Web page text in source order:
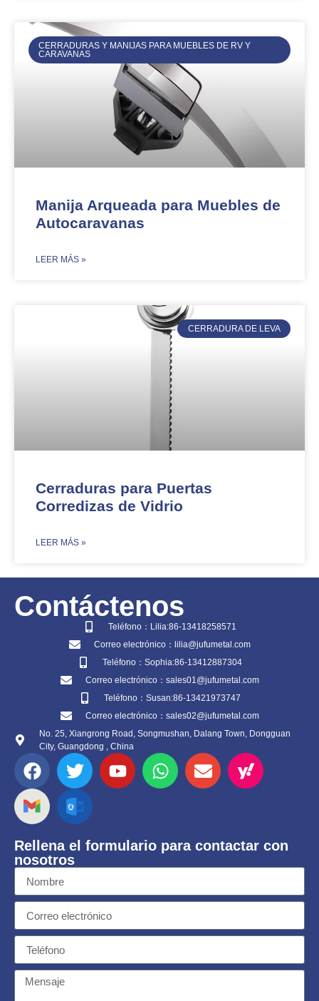
CERRADURAS Y MANIJAS PARA MUEBLES DE RV Y
CARAVANAS
Manija Arqueada para Muebles de
Autocaravanas
​LEER MÁS »
CERRADURA DE LEVA
Cerraduras para Puertas
Corredizas de Vidrio
​LEER MÁS »
Contáctenos
Teléfono：Lilia:86-13418258571
Correo electrónico：lilia@jufumetal.com
Teléfono：Sophia:86-13412887304
Correo electrónico：sales01@jufumetal.com
Teléfono：Susan:86-13421973747
Correo electrónico：sales02@jufumetal.com
No. 25, Xiangrong Road, Songmushan, Dalang Town, Dongguan
City, Guangdong , China
Rellena el formulario para contactar con
nosotros